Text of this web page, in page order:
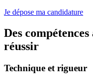
Je dépose ma candidature
Des
réussir
Technique et rigueur